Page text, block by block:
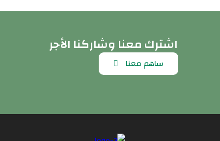
اشترك معنا وشاركنا الأجر
ساهم معنا